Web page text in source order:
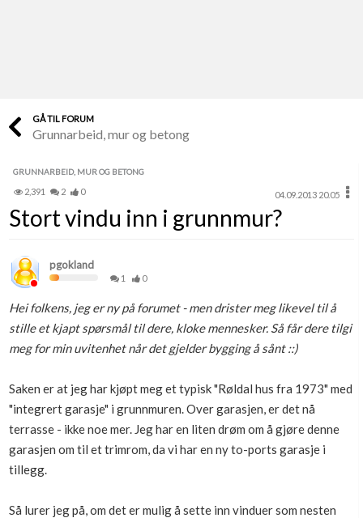
Finn håndverkere
Papirer som mangler
Skaff dokumentasjon som mangler
Kundeservice
Få svar på det du lurer på
Kom i gang med Boligmappa
Se din bolig? Klikk her
Boligmappa+
Få mer ut av Boligmappa
Nytt
GÅ TIL FORUM
Grunnarbeid, mur og betong
GRUNNARBEID, MUR OG BETONG
2,391 2 0 04.09.2013 20.05
Stort vindu inn i grunnmur?
pgokland
1 0
Hei folkens, jeg er ny på forumet - men drister meg likevel til å
stille et kjapt spørsmål til dere, kloke mennesker. Så får dere tilgi
meg for min uvitenhet når det gjelder bygging å sånt ::)
Saken er at jeg har kjøpt meg et typisk "Røldal hus fra 1973" med
"integrert garasje" i grunnmuren. Over garasjen, er det nå
terrasse - ikke noe mer. Jeg har en liten drøm om å gjøre denne
garasjen om til et trimrom, da vi har en ny to-ports garasje i
tillegg.
Så lurer jeg på, om det er mulig å sette inn vinduer som nesten